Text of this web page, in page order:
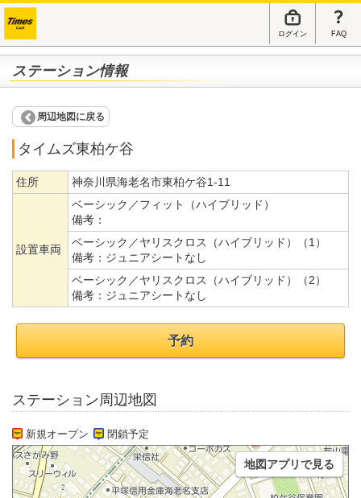
ログイン FAQ
ステーション情報
周辺地図に戻る
タイムズ東柏ケ谷
住所 神奈川県海老名市東柏ケ谷1-11
設置車両
ベーシック／フィット（ハイブリッド）
備考：
ベーシック／ヤリスクロス（ハイブリッド）（1）
備考： ジュニアシートなし
ベーシック／ヤリスクロス（ハイブリッド）（2）
備考： ジュニアシートなし
予約
ステーション周辺地図
新規オープン 閉鎖予定
地図アプリで見る